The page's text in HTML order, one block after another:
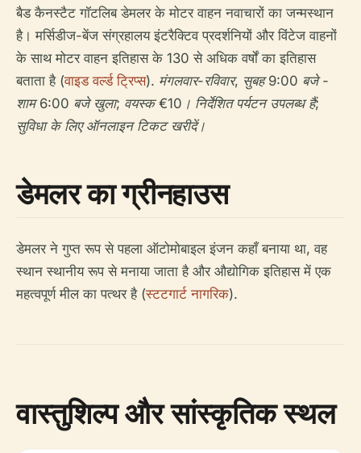
बैड कैनस्टैट गॉटलिब डेमलर के मोटर वाहन नवाचारों का जन्मस्थान
है। मर्सिडीज-बेंज संग्रहालय इंटरैक्टिव प्रदर्शनियों और विंटेज वाहनों
के साथ मोटर वाहन इतिहास के 130 से अधिक वर्षों का इतिहास
बताता है (वाइड वर्ल्ड ट्रिप्स). मंगलवार-रविवार, सुबह 9:00 बजे -
शाम 6:00 बजे खुला; वयस्क €10। निर्देशित पर्यटन उपलब्ध हैं;
सुविधा के लिए ऑनलाइन टिकट खरीदें।
डेमलर का ग्रीनहाउस
डेमलर ने गुप्त रूप से पहला ऑटोमोबाइल इंजन कहाँ बनाया था, वह
स्थान स्थानीय रूप से मनाया जाता है और औद्योगिक इतिहास में एक
महत्वपूर्ण मील का पत्थर है (स्टटगार्ट नागरिक).
वास्तुशिल्प और सांस्कृतिक स्थल